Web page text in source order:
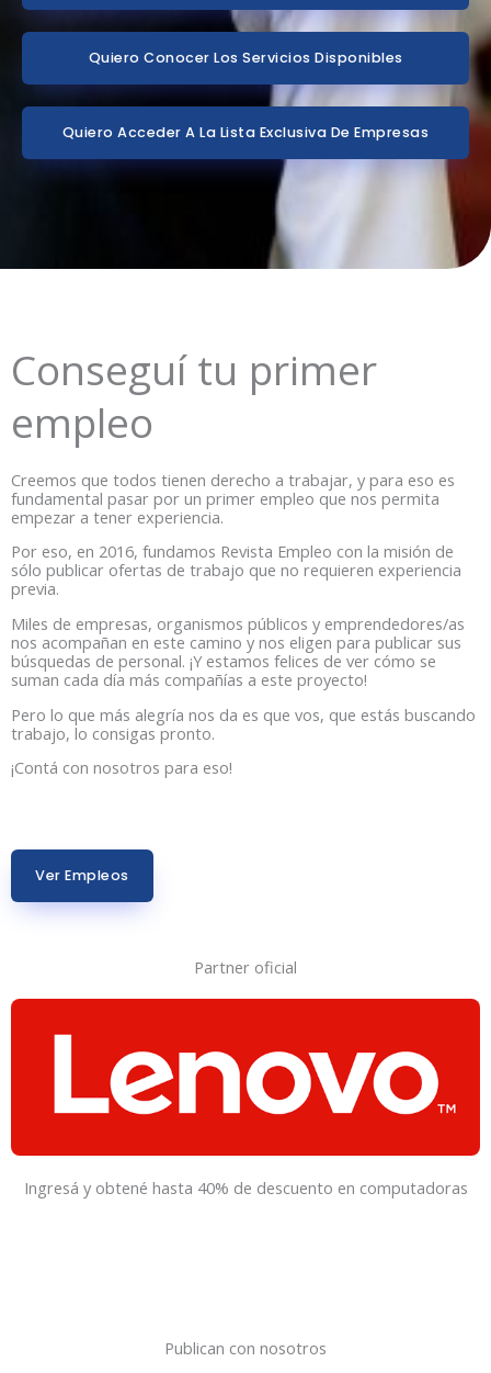
Quiero Conocer Los Servicios Disponibles
Quiero Acceder A La Lista Exclusiva De Empresas
Conseguí tu primer
empleo
Creemos que todos tienen derecho a trabajar, y para eso es
fundamental pasar por un primer empleo que nos permita
empezar a tener experiencia.
Por eso, en 2016, fundamos Revista Empleo con la misión de
sólo publicar ofertas de trabajo que no requieren experiencia
previa.
Miles de empresas, organismos públicos y emprendedores/as
nos acompañan en este camino y nos eligen para publicar sus
búsquedas de personal. ¡Y estamos felices de ver cómo se
suman cada día más compañías a este proyecto!
Pero lo que más alegría nos da es que vos, que estás buscando
trabajo, lo consigas pronto.
¡Contá con nosotros para eso!
Ver Empleos
Partner oficial
Ingresá y obtené hasta 40% de descuento en computadoras
Publican con nosotros